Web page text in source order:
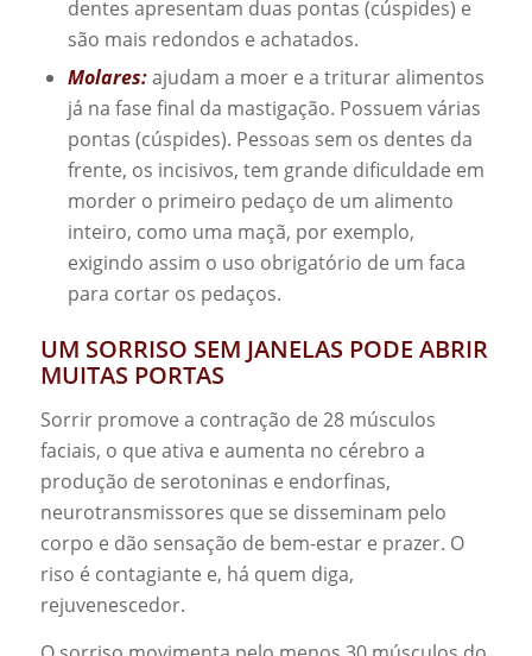
dentes apresentam duas pontas (cúspides) e
são mais redondos e achatados.
Molares:ajudam a moer e a triturar alimentos
já na fase final da mastigação. Possuem várias
pontas (cúspides). Pessoas sem os dentes da
frente, os incisivos, tem grande dificuldade em
morder o primeiro pedaço de um alimento
inteiro, como uma maçã, por exemplo,
exigindo assim o uso obrigatório de um faca
para cortar os pedaços.
UM SORRISO SEM JANELAS PODE ABRIR
MUITAS PORTAS
Sorrir promove a contração de 28 músculos
faciais, o que ativa e aumenta no cérebro a
produção de serotoninas e endorfinas,
neurotransmissores que se disseminam pelo
corpo e dão sensação de bem-estar e prazer. O
riso é contagiante e, há quem diga,
rejuvenescedor.